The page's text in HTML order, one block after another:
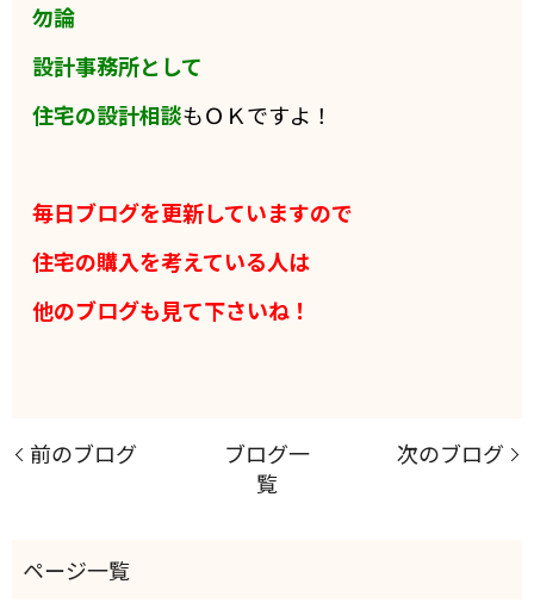
勿論
設計事務所として
住宅の設計相談もＯＫですよ！
毎日ブログを更新していますので
住宅の購入を考えている人は
他のブログも見て下さいね！
前のブログ
ブログ一
覧
次のブログ